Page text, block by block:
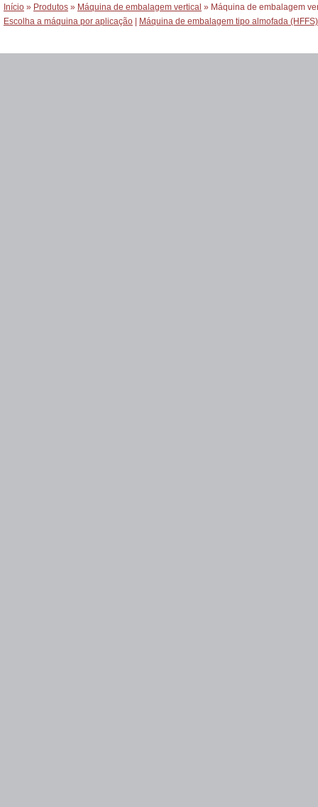
Início » Produtos » Máquina de embalagem vertical » Máquina de embalagem
Escolha a máquina por aplicação
Máquina de embalagem tipo almofada (HFFS)